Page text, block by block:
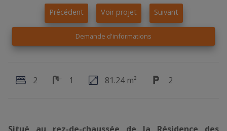
Précédent Voir projet Suivant
Demande d'informations
2 1 81.24 m² 2